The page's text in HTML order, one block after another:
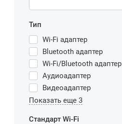
Тип
Wi-Fi адаптер
Bluetooth адаптер
Wi-Fi/Bluetooth адаптер
Аудиоадаптер
Видеоадаптер
Показать еще 3
Стандарт Wi-Fi